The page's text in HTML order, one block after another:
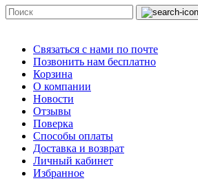
Связаться с нами по почте
Позвонить нам бесплатно
Корзина
О компании
Новости
Отзывы
Поверка
Способы оплаты
Доставка и возврат
Личный кабинет
Избранное